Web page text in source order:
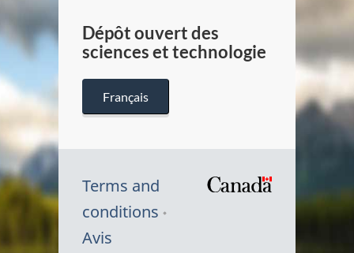
Dépôt ouvert des
sciences et technologie
Français
Terms and
conditions
Avis
Symbole